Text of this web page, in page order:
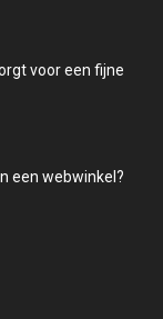
voor een fijne
een webwinkel?